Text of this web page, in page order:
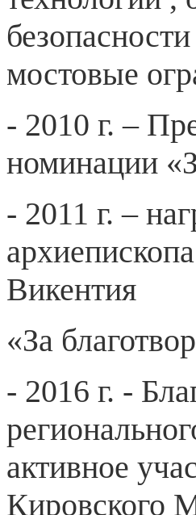
мостовые
- 2010 г. –
номинации
- 2011 г. –
Викентия
«За
- 2016 г. -
активное
Кировского